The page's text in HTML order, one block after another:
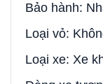
Bảo hành:
Loại vỏ:
Loại xe: Xe